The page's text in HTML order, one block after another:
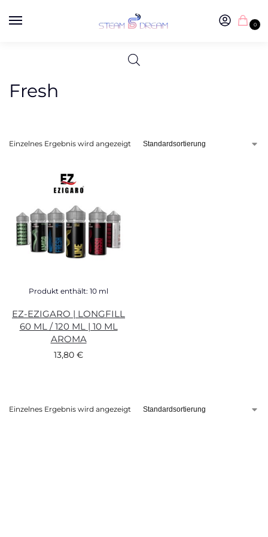
0
Fresh
Einzelnes Ergebnis wird angezeigt
Produkt enthält: 10 ml
EZ-EZIGARO | LONGFILL
60 ML / 120 ML | 10 ML
AROMA
13,80 €
Einzelnes Ergebnis wird angezeigt